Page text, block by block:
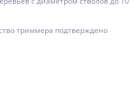
триммера подтверждено